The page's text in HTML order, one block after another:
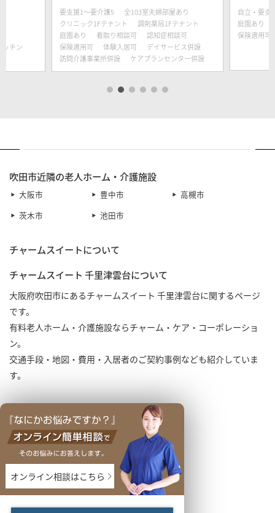
ッチン
要支援1～要介護5
全103室夫婦部屋あり
クリニック1Fテナント
調剤薬局1Fテナント
庭園あり
看取り相談可
認知症相談可
保険適用可
体験入居可
デイサービス併設
訪問介護事業所併設
ケアプランセンター併設
自立・要支
庭園あり
保険適用可
吹田市近隣の老人ホーム・介護施設
大阪市 豊中市
高槻市
茨木市
池田市
チャームスイートについて
チャームスイート 千里津雲台について
大阪府吹田市にあるチャームスイート 千里津雲台に関するページ
です。
有料老人ホーム・介護施設ならチャーム・ケア・コーポレーショ
ン。
交通手段・地図・費用・入居者のご契約事例なども紹介していま
す。
オンライン相談はこちら